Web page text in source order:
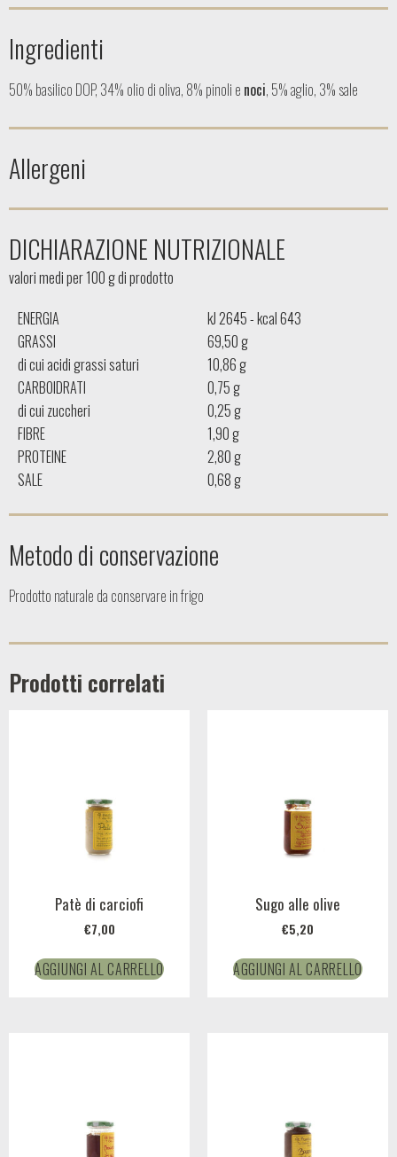
Ingredienti
50% basilico DOP, 34% olio di oliva, 8% pinoli e noci, 5% aglio, 3% sale
Allergeni
DICHIARAZIONE NUTRIZIONALE
valori medi per 100 g di prodotto
ENERGIA
kJ 2645 - kcal 643
GRASSI
69,50 g
di cui acidi grassi saturi
10,86 g
CARBOIDRATI
0,75 g
di cui zuccheri
0,25 g
FIBRE
1,90 g
PROTEINE
2,80 g
SALE
0,68 g
Metodo di conservazione
Prodotto naturale da conservare in frigo
Prodotti correlati
Patè di carciofi
€7,00
AGGIUNGI AL CARRELLO
Sugo alle olive
€5,20
AGGIUNGI AL CARRELLO